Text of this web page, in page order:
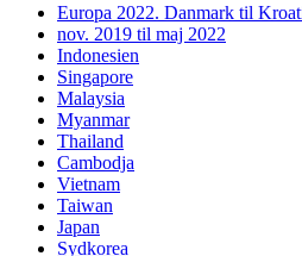
Europa 2022. Danmark til
nov. 2019 til maj 2022
Indonesien
Singapore
Malaysia
Myanmar
Thailand
Cambodja
Vietnam
Taiwan
Japan
Sydkorea